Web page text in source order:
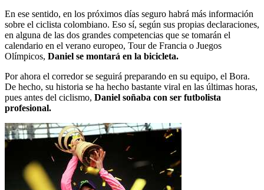
En ese sentido, en los próximos días seguro habrá más información
sobre el ciclista colombiano. Eso sí, según sus propias declaraciones,
en alguna de las dos grandes competencias que se tomarán el
calendario en el verano europeo, Tour de Francia o Juegos
Olímpicos, Daniel se montará en la bicicleta.
Por ahora el corredor se seguirá preparando en su equipo, el Bora.
De hecho, su historia se ha hecho bastante viral en las últimas horas,
pues antes del ciclismo, Daniel soñaba con ser futbolista
profesional.